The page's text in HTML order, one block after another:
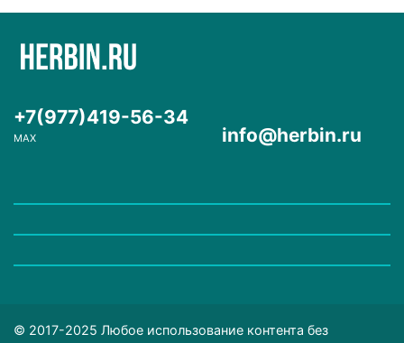
+7(977)419-56-34
MAX info@herbin.ru
© 2017-2025 Любое использование контента без